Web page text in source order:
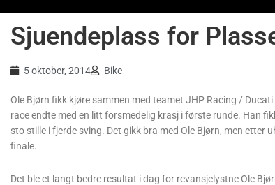
Sjuendeplass for
5 oktober, 2014 Bike
Ole Bjørn fikk kjøre sammen med teamet JHP Racing /
race endte med en litt forsmedelig krasj i første runde. Han
sto stille i fjerde sving. Det gikk bra med Ole Bjørn, men
finale.
Det ble et langt bedre resultat i dag for revansjelystne Ole